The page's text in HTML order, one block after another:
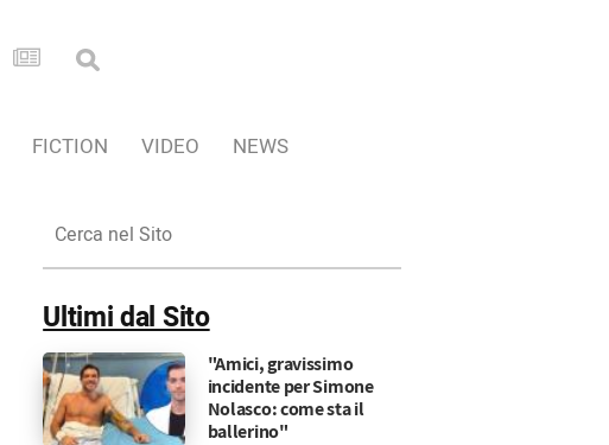
FICTION VIDEO NEWS
nel
Sito
Ultimi dal Sito
"Amici, gravissimo
incidente per Simone
Nolasco: come sta il
ballerino"